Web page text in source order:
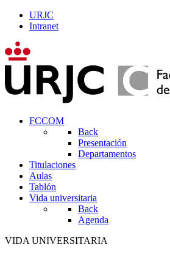
URJC
Intranet
FCCOM
Back
Presentación
Departamentos
Titulaciones
Aulas
Tablón
Vida universitaria
Back
Agenda
VIDA UNIVERSITARIA